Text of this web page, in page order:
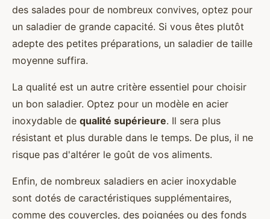
des salades pour de nombreux convives, optez pour
un saladier de grande capacité. Si vous êtes plutôt
adepte des petites préparations, un saladier de taille
moyenne suffira.
La qualité est un autre critère essentiel pour choisir
un bon saladier. Optez pour un modèle en acier
inoxydable de qualité supérieure. Il sera plus
résistant et plus durable dans le temps. De plus, il ne
risque pas d'altérer le goût de vos aliments.
Enfin, de nombreux saladiers en acier inoxydable
sont dotés de caractéristiques supplémentaires,
comme des couvercles, des poignées ou des fonds